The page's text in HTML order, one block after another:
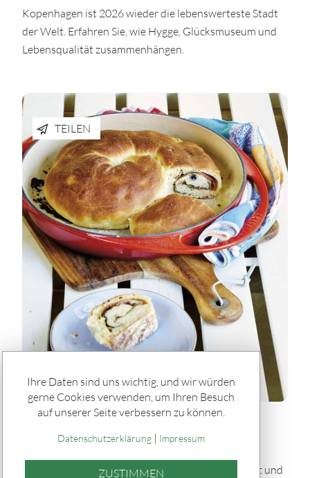
Kopenhagen ist 2026 wieder die lebenswerteste Stadt
der Welt. Erfahren Sie, wie Hygge, Glücksmuseum und
Lebensqualität zusammenhängen.
TEILEN
Rätseln & Service / Rezepte
Gefülltes Brot "Tortano" vom Grill
Dieses gefüllte Brot „Tortano“ vom Grill ist herzhaft und
Ihre Daten sind uns wichtig, und wir würden
gerne Cookies verwenden, um Ihren Besuch
auf unserer Seite verbessern zu können.
Datenschutzerklärung| Impressum
ZUSTIMMEN